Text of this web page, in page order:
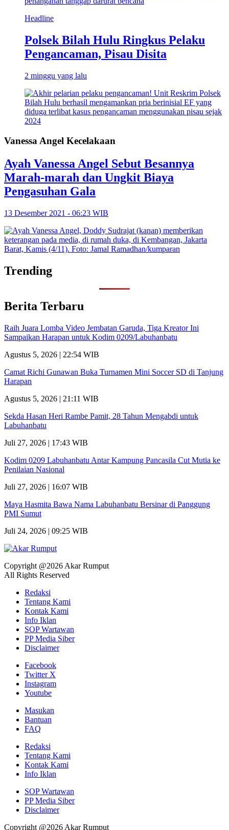
Headline
Polsek Bilah Hulu Ringkus Pelaku
Pengancaman, Pisau Disita
2 minggu yang lalu
Vanessa Angel Kecelakaan
Ayah Vanessa Angel Sebut Besannya
Marah-marah dan Ungkit Biaya
Pengasuhan Gala
13 Desember 2021 - 06:23 WIB
Trending
Berita Terbaru
Raih Juara Lomba Video Jembatan Garuda, Tiga Kreator Ini
Sampaikan Harapan untuk Kodim 0209/Labuhanbatu
Agustus 5, 2026 | 22:54 WIB
Camat Richi Gunawan Buka Turnamen Mini Soccer SD di Tanjung
Harapan
Agustus 5, 2026 | 21:11 WIB
Sekda Hasan Heri Rambe Pamit, 28 Tahun Mengabdi untuk
Labuhanbatu
Juli 27, 2026 | 17:43 WIB
Kodim 0209 Labuhanbatu Antar Kampung Pancasila Cut Mutia ke
Penilaian Nasional
Juli 27, 2026 | 16:07 WIB
Maya Hasmita Bawa Nama Labuhanbatu Bersinar di Panggung
PMI Sumut
Juli 24, 2026 | 09:25 WIB
Copyright @2026 Akar Rumput
All Rights Reserved
Redaksi
Tentang Kami
Kontak Kami
Info Iklan
SOP Wartawan
PP Media Siber
Disclaimer
Facebook
Twitter X
Instagram
Youtube
Masukan
Bantuan
FAQ
Redaksi
Tentang Kami
Kontak Kami
Info Iklan
SOP Wartawan
PP Media Siber
Disclaimer
Copyright @2026 Akar Rumput